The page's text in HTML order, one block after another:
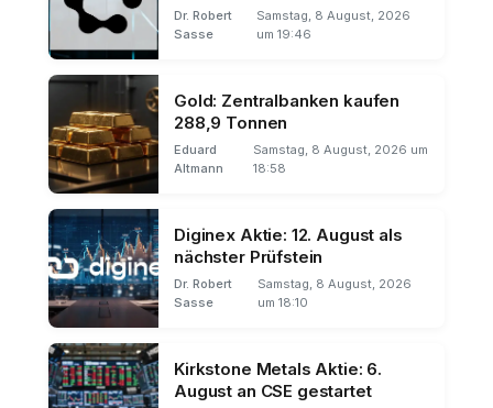
Dr. Robert
Sasse
Samstag, 8 August, 2026
um 19:46
Gold: Zentralbanken kaufen
288,9 Tonnen
Eduard
Altmann
Samstag, 8 August, 2026 um
18:58
Diginex Aktie: 12. August als
nächster Prüfstein
Dr. Robert
Sasse
Samstag, 8 August, 2026
um 18:10
Kirkstone Metals Aktie: 6.
August an CSE gestartet